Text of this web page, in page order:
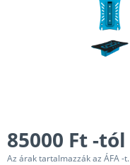
85000 Ft -tól
Az árak tartalmazzák az ÁFA -t.